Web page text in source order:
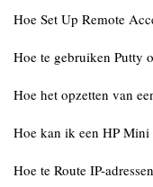
Hoe Set Up Remote
Hoe te gebruiken Putty
Hoe het opzetten van
Hoe kan ik een HP
Hoe te Route IP-